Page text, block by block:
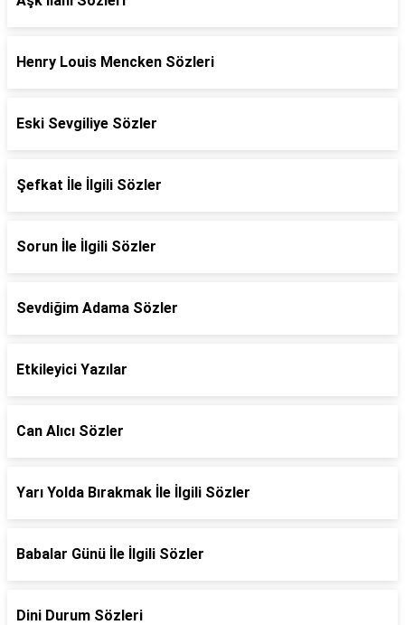
Henry Louis Mencken Sözleri
Eski Sevgiliye Sözler
Şefkat İle İlgili Sözler
Sorun İle İlgili Sözler
Sevdiğim Adama Sözler
Etkileyici Yazılar
Can Alıcı Sözler
Yarı Yolda Bırakmak İle İlgili Sözler
Babalar Günü İle İlgili Sözler
Dini Durum Sözleri